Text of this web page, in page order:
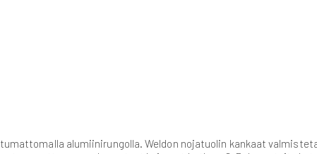
alumiinirungolla. Weldon nojatuolin kankaat